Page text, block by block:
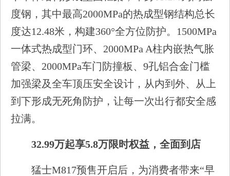
度钢，其中最高2000MPa的热成型钢结构总长
度达12.48米，构建360°全方位防护。1500MPa
一体式热成型门环、2000MPa A柱内嵌热气胀
管梁、2000MPa车门防撞板、9孔铝合金门槛
加强梁及全车顶压安全设计，从内到外、从上
到下形成无死角防护，让每一次出行都安全感
拉满。
32.99万起享5.8万限时权益，全面到店
猛士M817预售开启后，为消费者带来“早